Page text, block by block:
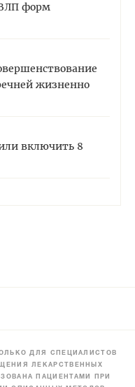
форм
жизненно
включить 8
ДЛЯ СПЕЦИАЛИСТОВ
ЛЕКАРСТВЕННЫХ
ПАЦИЕНТАМИ ПРИ